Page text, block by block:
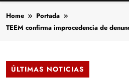
Home
Portada
TEEM confirma improcedencia de
ÚLTIMAS NOTICIAS